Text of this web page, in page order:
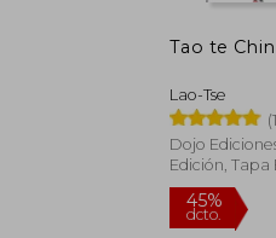
Tao te
Lao-Tse
Dojo
Edición, Tapa
Nuevo